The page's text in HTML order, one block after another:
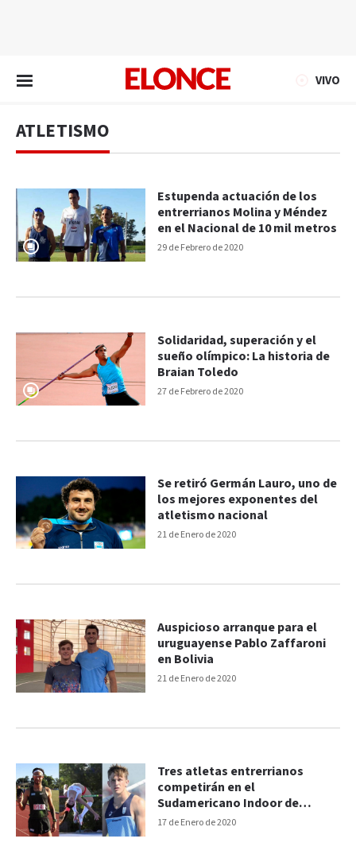
VIVO
ATLETISMO
29 de Febrero de 2020
Estupenda actuación de los
entrerrianos Molina y Méndez
en el Nacional de 10 mil metros
27 de Febrero de 2020
Solidaridad, superación y el
sueño olímpico: La historia de
Braian Toledo
21 de Enero de 2020
Se retiró Germán Lauro, uno de
los mejores exponentes del
atletismo nacional
21 de Enero de 2020
Auspicioso arranque para el
uruguayense Pablo Zaffaroni
en Bolivia
17 de Enero de 2020
Tres atletas entrerrianos
competirán en el
Sudamericano Indoor de
Bolivia